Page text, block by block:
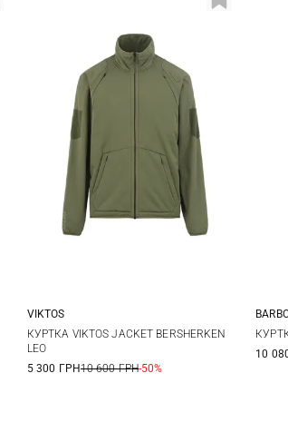
S M L XL
XXL
VIKTOS
КУРТКА VIKTOS JACKET BERSHERKEN
LEO
5 300 ГРН10 600 ГРН-50%
S
10